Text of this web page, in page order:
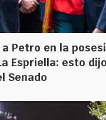
Petro en la
Espriella: esto
Senado